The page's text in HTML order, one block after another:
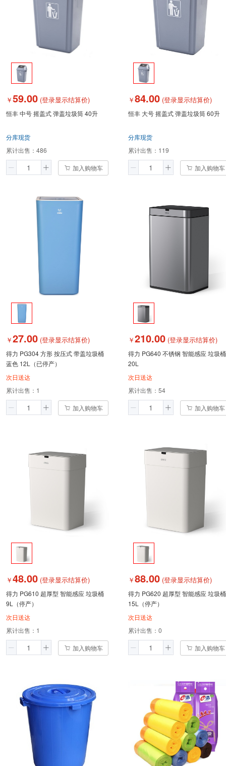
￥59.00 (登录显示结算价)
恒丰 中号 摇盖式 弹盖垃圾筒 40升
分库现货
累计出售： 486
加入购物车
￥84.00 (登录显示结算价)
恒丰 大号 摇盖式 弹盖垃圾筒 60升
分库现货
累计出售： 119
加入购物车
￥27.00 (登录显示结算价)
得力 PG304 方形 按压式 带盖垃圾桶
蓝色 12L（已停产）
次日送达
累计出售： 1
加入购物车
￥210.00 (登录显示结算价)
得力 PG640 不锈钢 智能感应 垃圾桶
20L
次日送达
累计出售： 54
加入购物车
￥48.00 (登录显示结算价)
得力 PG610 超厚型 智能感应 垃圾桶
9L（停产）
次日送达
累计出售： 1
加入购物车
￥88.00 (登录显示结算价)
得力 PG620 超厚型 智能感应 垃圾桶
15L（停产）
次日送达
累计出售： 0
加入购物车